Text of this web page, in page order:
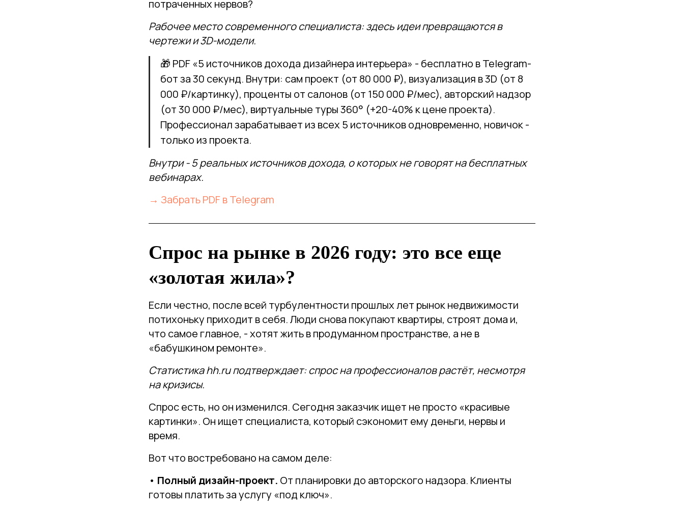
потраченных нервов?
Рабочее место современного специалиста: здесь идеи превращаются в
чертежи и 3D-модели.
🎁 PDF «5 источников дохода дизайнера интерьера» - бесплатно в Telegram-
бот за 30 секунд. Внутри: сам проект (от 80 000 ₽), визуализация в 3D (от 8
000 ₽/картинку), проценты от салонов (от 150 000 ₽/мес), авторский надзор
(от 30 000 ₽/мес), виртуальные туры 360° (+20-40% к цене проекта).
Профессионал зарабатывает из всех 5 источников одновременно, новичок -
только из проекта.
Внутри - 5 реальных источников дохода, о которых не говорят на бесплатных
вебинарах.
→ Забрать PDF в Telegram
Спрос на рынке в 2026 году: это все еще
«золотая жила»?
Если честно, после всей турбулентности прошлых лет рынок недвижимости
потихоньку приходит в себя. Люди снова покупают квартиры, строят дома и,
что самое главное, - хотят жить в продуманном пространстве, а не в
«бабушкином ремонте».
Статистика hh.ru подтверждает: спрос на профессионалов растёт, несмотря
на кризисы.
Спрос есть, но он изменился. Сегодня заказчик ищет не просто «красивые
картинки». Он ищет специалиста, который сэкономит ему деньги, нервы и
время.
Вот что востребовано на самом деле:
• Полный дизайн-проект. От планировки до авторского надзора. Клиенты
готовы платить за услугу «под ключ».